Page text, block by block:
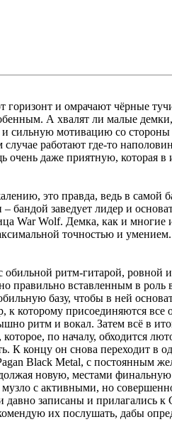
и омрачают чёрные
А хвалят ли малые
и сильную мотивацию со
работают где-то
даже приятную, которая в
это правда, ведь в самой
заведует лидер и
War Wolf. Демка, как и многие
точностью и
с обильной ритм-гитарой,
правильно вставленным в роль
базу, чтобы в ней
к которому присоединяются все
ритм и вокал. Затем всё в
по началу, обходится
К концу он снова переходит в
Black Metal, с постоянным
новую, местами
музло с активными, но
записаны и прилагались
их послушать, дабы